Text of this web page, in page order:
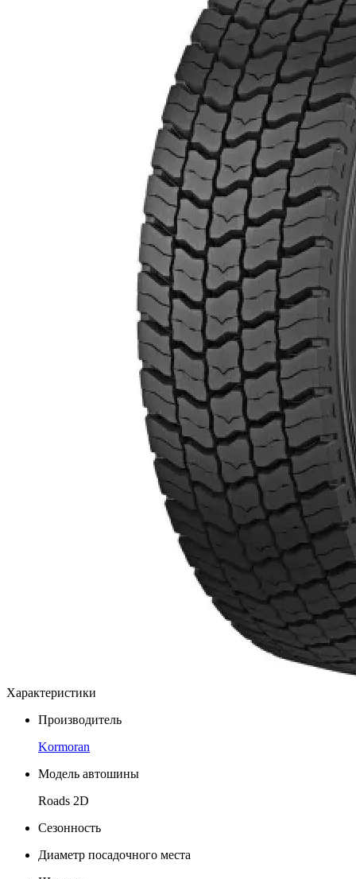
Характеристики
Производитель
Kormoran
Модель автошины
Roads 2D
Сезонность
Диаметр посадочного места